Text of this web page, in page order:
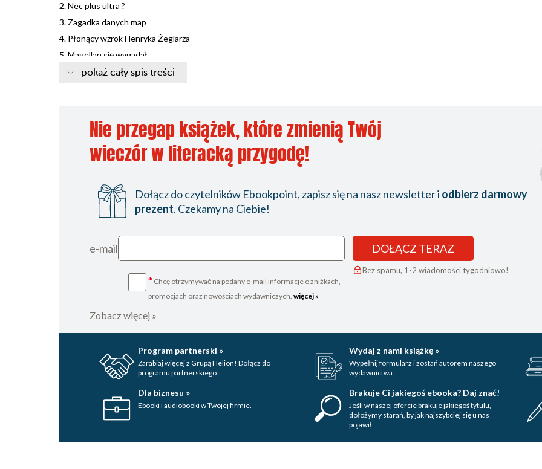
2. Nec plus ultra ?
3. Zagadka danych map
4. Płonący wzrok Henryka Żeglarza
5. Magellan się wygadał
6. 5 tysięcy lat temu
9. Dinozaury czyli straszne jaszczury
10. Celtowie
11. Venaia, Wendowie, Wenetowie
13. Spotkania z drugim dnem
14. Olbrzymie schrony ?
15. Broda Montezumy i żołnierski hełm
16. Cisza na budowie świątyni Salomona
17. Krakowskie kopce
20. Bursztynowy szlak skojarzeń
21. Bursztyn i tlen
22. Epokowe rozważania, czyli kamienna mowa
23. Czy Noe i Abram mogli się spotkać ?
24. Nowy Świat i stare kości
25. Płynąc za żółwiem caretta
26. Minos, Menes, Minajos, Mene, Min
27. Odyseusz, astro żeglarz
pokaż cały spis treści
Nie przegap książek, które zmienią Twój
wieczór w literacką przygodę!
Dołącz do czytelników Ebookpoint, zapisz się na nasz newsletter i odbierz darmowy
prezent. Czekamy na Ciebie!
e-mail
* Chcę otrzymywać na podany e-mail informacje o zniżkach,
promocjach oraz nowościach wydawniczych. więcej »
DOŁĄCZ TERAZ
Bez spamu, 1-2 wiadomości tygodniowo!
Zobacz więcej »
Program partnerski »
Zarabiaj więcej z Grupą Helion! Dołącz do
programu partnerskiego.
Wydaj z nami książkę »
Wypełnij formularz i zostań autorem naszego
wydawnictwa.
Dla biznesu »
Ebooki i audiobooki w Twojej firmie.
Brakuje Ci jakiegoś ebooka? Daj znać!
Jeśli w naszej ofercie brakuje jakiegoś tytulu,
dołożymy starań, by jak najszybciej się u nas
pojawił.